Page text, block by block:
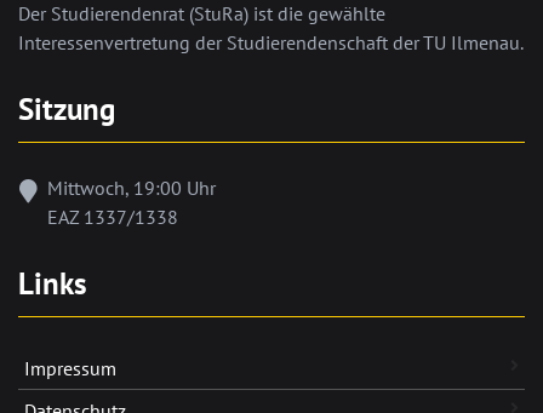
Der Studierendenrat (StuRa) ist die gewählte
Interessenvertretung der Studierendenschaft der TU Ilmenau.
Sitzung
Mittwoch, 19:00 Uhr
EAZ 1337/1338
Links
Impressum